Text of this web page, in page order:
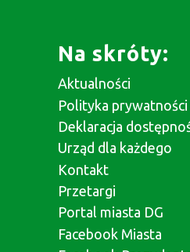
Na skróty:
Aktualności
Polityka prywatności
Deklaracja
Urząd dla każdego
Kontakt
Przetargi
Portal miasta DG
Facebook Miasta